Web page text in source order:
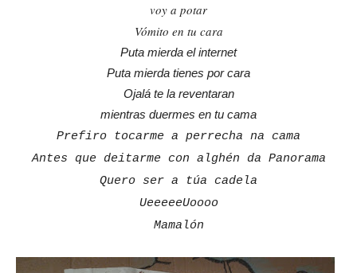
voy a potar
Vómito en tu cara
Puta mierda el internet
Puta mierda tienes por cara
Ojalá te la reventaran
mientras duermes en tu cama
Prefiro tocarme a perrecha na cama
Antes que deitarme con alghén da Panorama
Quero ser a túa cadela
UeeeeeUoooo
Mamalón